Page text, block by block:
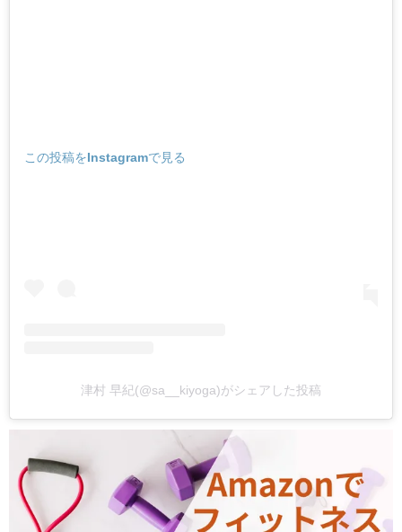
この投稿をInstagramで見る
津村 早紀(@sa__kiyoga)がシェアした投稿